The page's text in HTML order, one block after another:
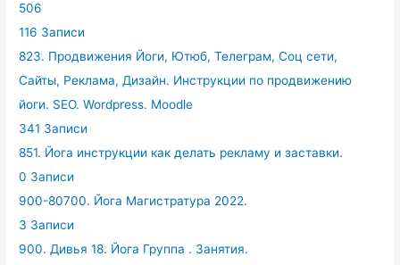
506
116 Записи
823. Продвижения Йоги, Ютюб, Телеграм, Соц сети,
Сайты, Реклама, Дизайн. Инструкции по продвижению
йоги. SEO. Wordpress. Moodle
341 Записи
851. Йога инструкции как делать рекламу и заставки.
0 Записи
900-80700. Йога Магистратура 2022.
3 Записи
900. Дивья 18. Йога Группа . Занятия.